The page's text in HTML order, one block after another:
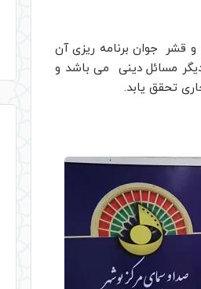
قشر جوان برنامه ریزی آن
مسائل دینی می باشد و
تحقق یابد.